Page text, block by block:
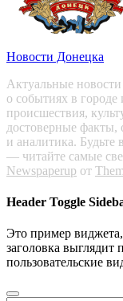
Новости Донецка
Актуальные
о событиях в
происшествия,
достоверные
и аналитика. Будьте
— читайте самые
Newspaperup от
Header Toggle
Это пример
заголовка
пользовательские